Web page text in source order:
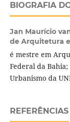
BIOGRAFIA
Jan Maurício
de Arquitetura
é mestre em
Federal da
Urbanismo da
REFERÊNCIAS